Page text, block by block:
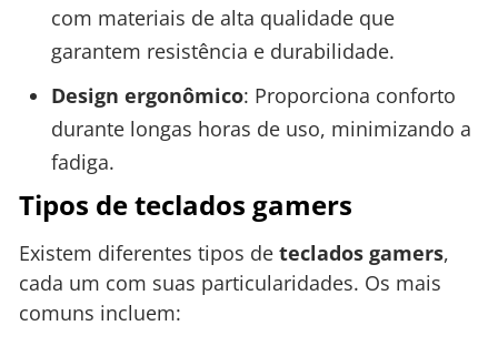
com materiais de alta qualidade que
garantem resistência e durabilidade.
Design ergonômico: Proporciona conforto
durante longas horas de uso, minimizando a
fadiga.
Tipos de teclados gamers
Existem diferentes tipos de teclados gamers,
cada um com suas particularidades. Os mais
comuns incluem: